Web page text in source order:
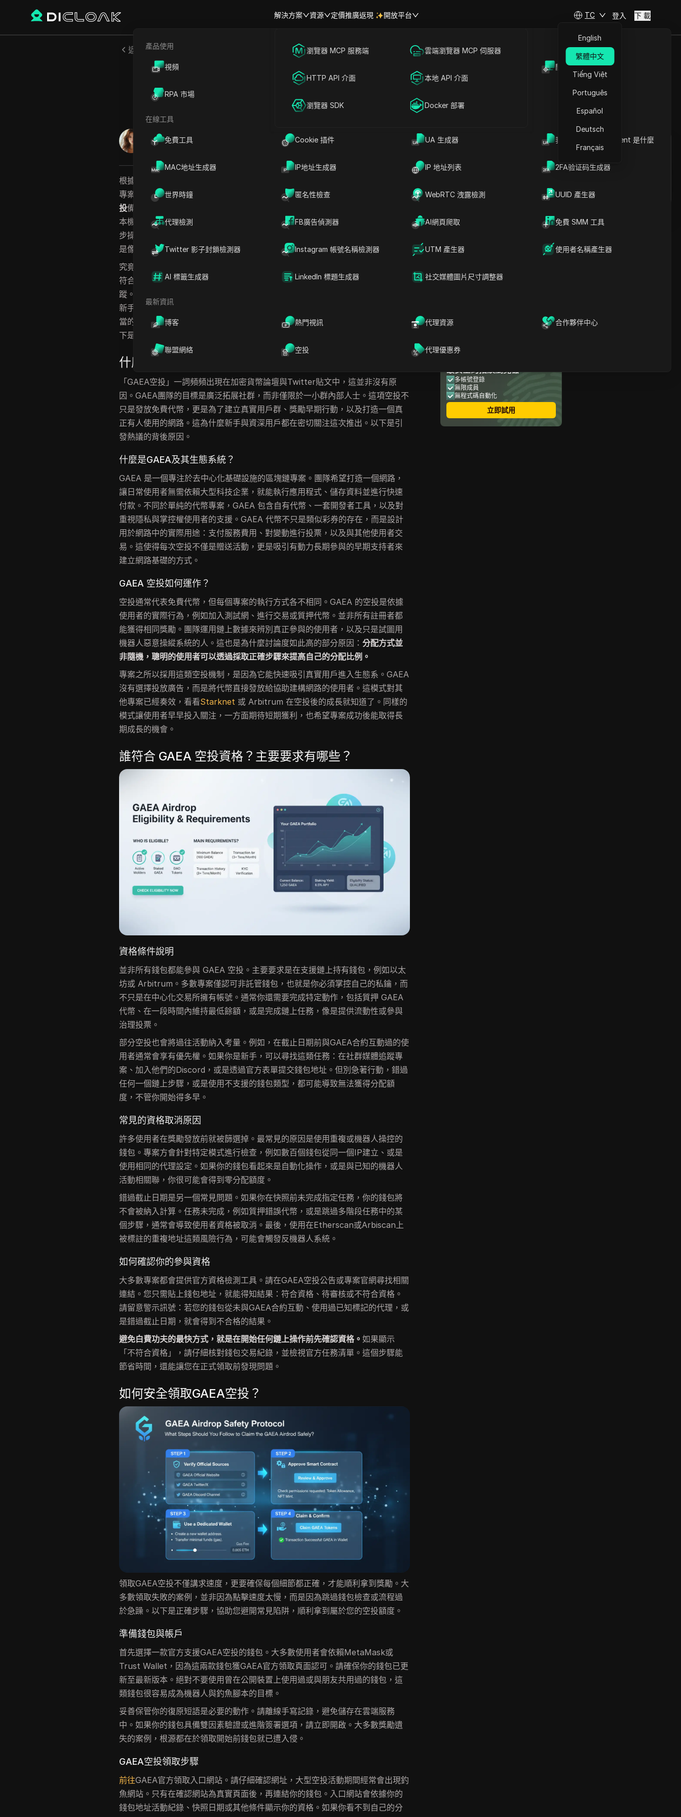
解決方案
海外社媒營銷
廣告投放
帳號共享
資源
產品使用
視頻 開放API
RPA 市場
在線工具
免費工具 Cookie 插件 UA 生成器 我的瀏覽器 User Agent 是什麼
MAC地址生成器 IP地址生成器 IP 地址列表 2FA验证码生成器
世界時鐘 匿名性檢查 WebRTC 洩露檢測 UUID 產生器
代理檢測 FB廣告偵測器 AI網頁爬取 免費 SMM 工具
Twitter 影子封鎖檢測器 Instagram 帳號名稱檢測器 UTM 產生器 使用者名稱產生器
AI 標籤生成器 LinkedIn 標題生成器 社交媒體圖片尺寸調整器
最新資訊
博客 熱門視訊 代理資源 合作夥伴中心
聯盟網絡 空投 代理優惠券
定價推廣返現 開放平台
瀏覽器 MCP 服務端 雲端瀏覽器 MCP 伺服器
HTTP API 介面 本地 API 介面
瀏覽器 SDK Docker 部署
TC
English
繁體中文
Tiếng Việt
Português
Español
Deutsch
Français
登入 下 載
返回
如何安全參與並最大化GAEA空投：步驟、風險與專
家建議
在ChatGPT中開啟
就此頁面提問
Emily Grace Johnson
2026年5月
根據DeFiLlama的報告與
專案的新空投獵人，因為錯過錢包關鍵操作或點擊仿冒連結而錯失獎勵。
投備受關注，但真正的風險不只是錯過領取機會，還可能遭標記、被更聰明的腳
本機器人排擠，或是因為一個錯誤操作導致錢包被列入黑名單。那些只複製「逐
步操作」清單的人，往往太晚才發現機器人與更精明的使用者已經搶先一步，或
是像使用重複代理這類小錯誤，就會導致自己的地址完全沒有實際分配額度。
究竟是什麼讓有些人能獲得完整獎勵？不僅是及早點擊，還要知道哪些錢包操作
符合資格、如何避開已知風險模式，以及察覺自己何時被專案的反機器人系統追
蹤。本指南摒棄空泛炒作，一步步拆解真實用戶如何安全參與GAEA空投、大多數
新手常犯的錯誤，以及真正的「專業」優勢從何而來。從保護錢包安全到選擇適
當的代理設定，每一步都至關重要，尤其當你想要確保自己能獲得分配額時。以
下是你進行第一筆交易前必須瞭解的重點。
什麼是GAEA空投，為何引發熱議？
「GAEA空投」一詞頻頻出現在加密貨幣論壇與Twitter貼文中，這並非沒有原
因。GAEA團隊的目標是廣泛拓展社群，而非僅限於一小群內部人士。這項空投不
只是發放免費代幣，更是為了建立真實用戶群、獎勵早期行動，以及打造一個真
正有人使用的網路。這為什麼新手與資深用戶都在密切關注這次推出。以下是引
發熱議的背後原因。
什麼是GAEA及其生態系統？
GAEA 是一個專注於去中心化基礎設施的區塊鏈專案。團隊希望打造一個網路，
讓日常使用者無需依賴大型科技企業，就能執行應用程式、儲存資料並進行快速
付款。不同於單純的代幣專案，GAEA 包含自有代幣、一套開發者工具，以及對
重視隱私與掌控權使用者的支援。GAEA 代幣不只是類似彩券的存在，而是設計
用於網路中的實際用途：支付服務費用、對變動進行投票，以及與其他使用者交
易。這使得每次空投不僅是贈送活動，更是吸引有動力長期參與的早期支持者來
建立網路基礎的方式。
GAEA 空投如何運作？
空投通常代表免費代幣，但每個專案的執行方式各不相同。GAEA 的空投是依據
使用者的實際行為，例如加入測試網、進行交易或質押代幣。並非所有註冊者都
能獲得相同獎勵。團隊運用鏈上數據來辨別真正參與的使用者，以及只是試圖用
機器人惡意操縱系統的人。這也是為什麼討論度如此高的部分原因：分配方式並
非隨機，聰明的使用者可以透過採取正確步驟來提高自己的分配比例。
專案之所以採用這類空投機制，是因為它能快速吸引真實用戶進入生態系。GAEA
沒有選擇投放廣告，而是將代幣直接發放給協助建構網路的使用者。這模式對其
他專案已經奏效，看看Starknet 或 Arbitrum 在空投後的成長就知道了。同樣的
模式讓使用者早早投入關注，一方面期待短期獲利，也希望專案成功後能取得長
期成長的機會。
誰符合 GAEA 空投資格？主要要求有哪些？
資格條件說明
並非所有錢包都能參與 GAEA 空投。主要要求是在支援鏈上持有錢包，例如以太
坊或 Arbitrum。多數專案僅認可非託管錢包，也就是你必須掌控自己的私鑰，而
不只是在中心化交易所擁有帳號。通常你還需要完成特定動作，包括質押 GAEA
代幣、在一段時間內維持最低餘額，或是完成鏈上任務，像是提供流動性或參與
治理投票。
部分空投也會將過往活動納入考量。例如，在截止日期前與GAEA合約互動過的使
用者通常會享有優先權。如果你是新手，可以尋找這類任務：在社群媒體追蹤專
案、加入他們的Discord，或是透過官方表單提交錢包地址。但別急著行動，錯過
任何一個鏈上步驟，或是使用不支援的錢包類型，都可能導致無法獲得分配額
度，不管你開始得多早。
常見的資格取消原因
許多使用者在獎勵發放前就被篩選掉。最常見的原因是使用重複或機器人操控的
錢包。專案方會針對特定模式進行檢查，例如數百個錢包從同一個IP建立、或是
使用相同的代理設定。如果你的錢包看起來是自動化操作，或是與已知的機器人
活動相關聯，你很可能會得到零分配額度。
錯過截止日期是另一個常見問題。如果你在快照前未完成指定任務，你的錢包將
不會被納入計算。任務未完成，例如質押錯誤代幣，或是跳過多階段任務中的某
個步驟，通常會導致使用者資格被取消。最後，使用在Etherscan或Arbiscan上
被標註的重複地址這類風險行為，可能會觸發反機器人系統。
如何確認你的參與資格
大多數專案都會提供官方資格檢測工具。請在GAEA空投公告或專案官網尋找相關
連結。您只需貼上錢包地址，就能得知結果：符合資格、待審核或不符合資格。
請留意警示訊號：若您的錢包從未與GAEA合約互動、使用過已知標記的代理，或
是錯過截止日期，就會得到不合格的結果。
避免白費功夫的最快方式，就是在開始任何鏈上操作前先確認資格。如果顯示
「不符合資格」，請仔細核對錢包交易紀錄，並檢視官方任務清單。這個步驟能
節省時間，還能讓您在正式領取前發現問題。
如何安全領取GAEA空投？
領取GAEA空投不僅講求速度，更要確保每個細節都正確，才能順利拿到獎勵。大
多數領取失敗的案例，並非因為點擊速度太慢，而是因為跳過錢包檢查或流程過
於急躁。以下是正確步驟，協助您避開常見陷阱，順利拿到屬於您的空投額度。
準備錢包與帳戶
首先選擇一款官方支援GAEA空投的錢包。大多數使用者會依賴MetaMask或
Trust Wallet，因為這兩款錢包獲GAEA官方領取頁面認可。請確保你的錢包已更
新至最新版本。絕對不要使用曾在公開裝置上使用過或與朋友共用過的錢包，這
類錢包很容易成為機器人與釣魚腳本的目標。
妥善保管你的復原短語是必要的動作。請離線手寫記錄，避免儲存在雲端服務
中。如果你的錢包具備雙因素驗證或進階簽署選項，請立即開啟。大多數獎勵遺
失的案例，根源都在於領取開始前錢包就已遭入侵。
GAEA空投領取步驟
前往GAEA官方領取入口網站。請仔細確認網址，大型空投活動期間經常會出現釣
魚網站。只有在確認網站為真實頁面後，再連結你的錢包。入口網站會依據你的
錢包地址活動紀錄、快照日期或其他條件顯示你的資格。如果你看不到自己的分
文章內容
什麼是GAEA空投，為何引
誰符合 GAEA 空投資格？主
如何在不違規的前提下提高
領取GAEA空投後該做什
麼？後續步驟與最佳實務
常見問題
最安全的指紋瀏覽器
多帳號登錄
無限成員
無程式碼自動化
立即試用